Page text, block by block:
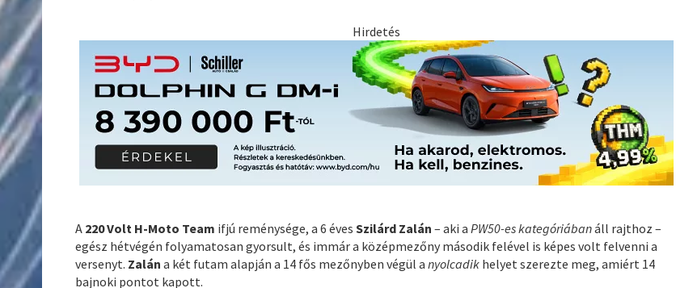
Hirdetés
A 220 Volt H-Moto Team ifjú reménysége, a 6 évesSzilárd Zalán – aki a PW50-es kategóriábanáll rajthoz –
egész hétvégén folyamatosan gyorsult, és immár a középmezőny második felével is képes volt felvenni a
versenyt. Zalán a két futam alapján a 14 fős mezőnyben végül anyolcadik helyet szerezte meg, amiért 14
bajnoki pontot kapott.